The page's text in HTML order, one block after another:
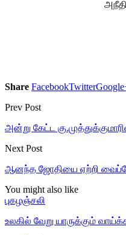
Share FacebookTwitter
Prev Post
அன்று கேட்ட
Next Post
ஆனந்த ஜோதியை ஏற்றி
You might also like
புகழஞ்சலி
உலகில் வேறு யாருக்கும்